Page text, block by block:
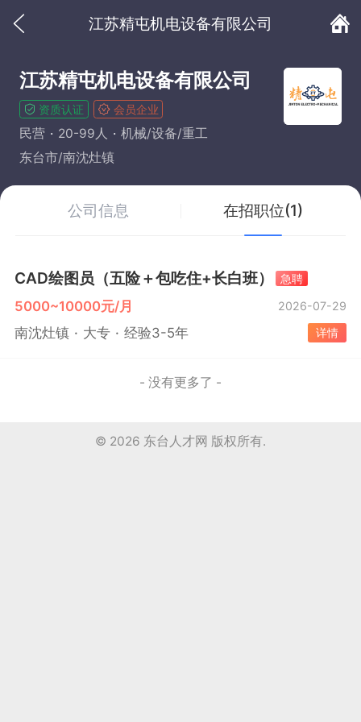
江苏精屯机电设备有限公司
江苏精屯机电设备有限公司
资质认证 会员企业
民营 20-99人
机械/设备/重工
东台市/南沈灶镇
公司信息 在招职位(1)
CAD绘图员（五险＋包吃住+长白班） 急聘
5000~10000元/月 2026-07-29
南沈灶镇 大专 经验3-5年 详情
- 没有更多了 -
© 2026 东台人才网 版权所有.